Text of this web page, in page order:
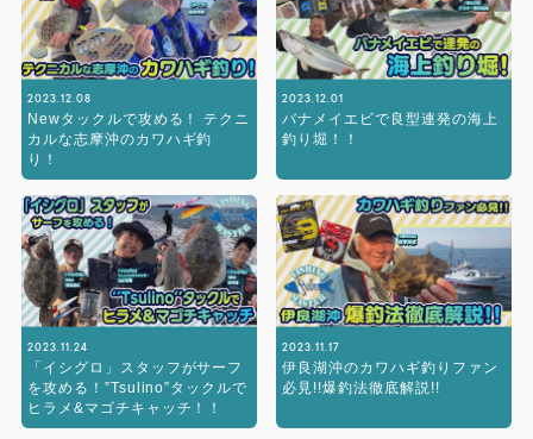
2023.12.08
Newタックルで攻める！ テクニ
カルな志摩沖のカワハギ釣
り！
2023.12.01
バナメイエビで良型連発の海上
釣り堀！！
2023.11.24
「イシグロ」スタッフがサーフ
を攻める！”Tsulino”タックルで
ヒラメ&マゴチキャッチ！！
2023.11.17
伊良湖沖のカワハギ釣りファン
必見!!爆釣法徹底解説!!